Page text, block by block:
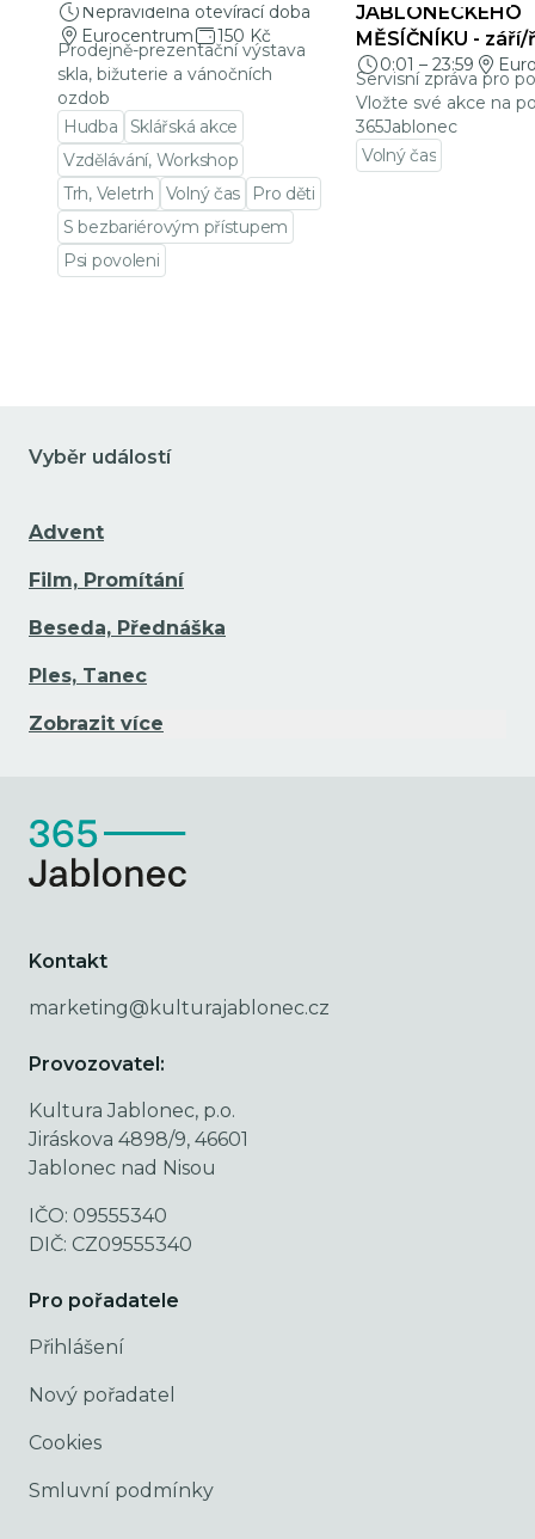
Nepravidelná otevírací doba
Eurocentrum
150 Kč
Prodejně-prezentační výstava
skla, bižuterie a vánočních
ozdob
Hudba
Sklářská akce
Vzdělávání, Workshop
Trh, Veletrh
Volný čas
Pro děti
S bezbariérovým přístupem
Psi povoleni
JABLONECKÉHO
MĚSÍČNÍKU -
0:01 – 23:59
Servisní zpráva pro
Vložte své akce na
365Jablonec
Volný čas
Vyběr událostí
Advent
Film, Promítání
Beseda, Přednáška
Ples, Tanec
Zobrazit více
Kontakt
marketing@kulturajablonec.cz
Provozovatel:
Kultura Jablonec, p.o.
Jiráskova 4898/9, 46601
Jablonec nad Nisou
IČO: 09555340
DIČ: CZ09555340
Pro pořadatele
Přihlášení
Nový pořadatel
Cookies
Smluvní podmínky